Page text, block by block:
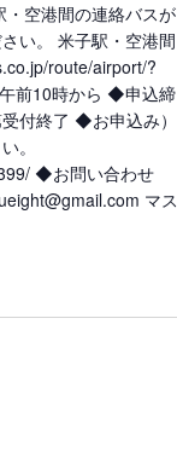
空港間の連絡バスが
い。 米子駅・空港間
route/airport/?
前10時から ◆申込締
付終了 ◆お申込み）
。
◆お問い合わせ
マス